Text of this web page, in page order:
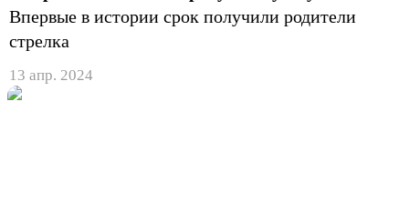
Впервые в истории срок получили родители
стрелка
13 апр. 2024